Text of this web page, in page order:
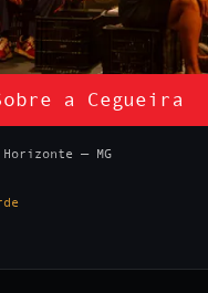
a Cegueira
— MG